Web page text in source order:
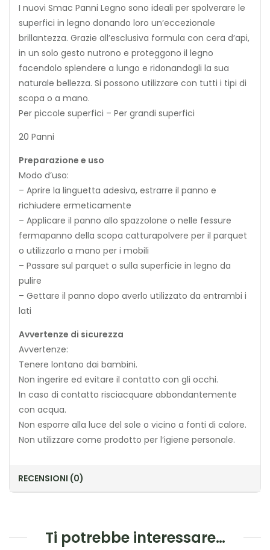
I nuovi Smac Panni Legno sono ideali per spolverare le
superfici in legno donando loro un’eccezionale
brillantezza. Grazie all’esclusiva formula con cera d’api,
in un solo gesto nutrono e proteggono il legno
facendolo splendere a lungo e ridonandogli la sua
naturale bellezza. Si possono utilizzare con tutti i tipi di
scopa o a mano.
Per piccole superfici – Per grandi superfici
20 Panni
Preparazione e uso
Modo d’uso:
– Aprire la linguetta adesiva, estrarre il panno e
richiudere ermeticamente
– Applicare il panno allo spazzolone o nelle fessure
fermapanno della scopa catturapolvere per il parquet
o utilizzarlo a mano per i mobili
– Passare sul parquet o sulla superficie in legno da
pulire
– Gettare il panno dopo averlo utilizzato da entrambi i
lati
Avvertenze di sicurezza
Avvertenze:
Tenere lontano dai bambini.
Non ingerire ed evitare il contatto con gli occhi.
In caso di contatto risciacquare abbondantemente
con acqua.
Non esporre alla luce del sole o vicino a fonti di calore.
Non utilizzare come prodotto per l’igiene personale.
RECENSIONI (0)
Ti potrebbe interessare…